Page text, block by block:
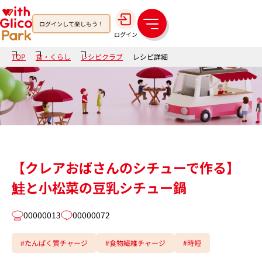
ログインして楽しもう！
ログイン
メ
ニ
ュ
ー
TOP 食・くらし レシピクラブ レシピ詳細
【クレアおばさんのシチューで作る】
鮭と小松菜の豆乳シチュー鍋
00000013 00000072
#たんぱく質チャージ #食物繊維チャージ #時短